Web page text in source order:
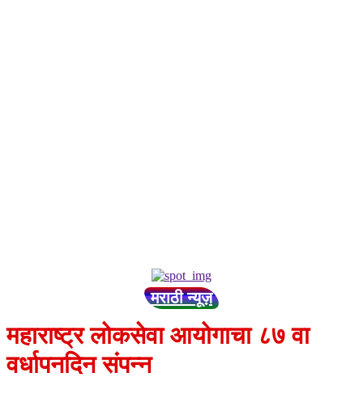
मराठी न्यूज़
महाराष्ट्र लोकसेवा आयोगाचा ८७ वा
वर्धापनदिन संपन्न